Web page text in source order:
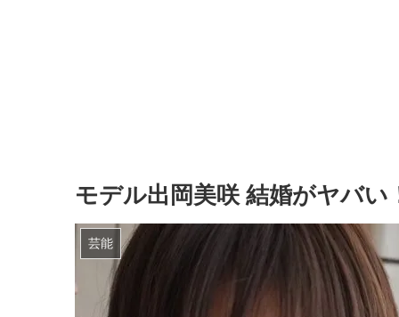
モデル出岡美咲 結婚がヤバ
芸能